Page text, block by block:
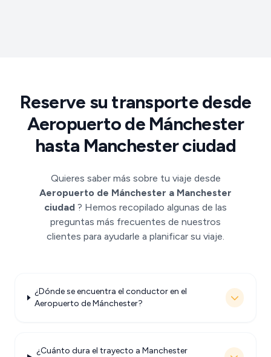
Reserve su transporte desde
Aeropuerto de Mánchester
hasta Manchester ciudad
Quieres saber más sobre tu viaje desde
Aeropuerto de Mánchester a Manchester
ciudad ? Hemos recopilado algunas de las
preguntas más frecuentes de nuestros
clientes para ayudarle a planificar su viaje.
¿Dónde se encuentra el conductor en el
Aeropuerto de Mánchester?
¿Cuánto dura el trayecto a Manchester